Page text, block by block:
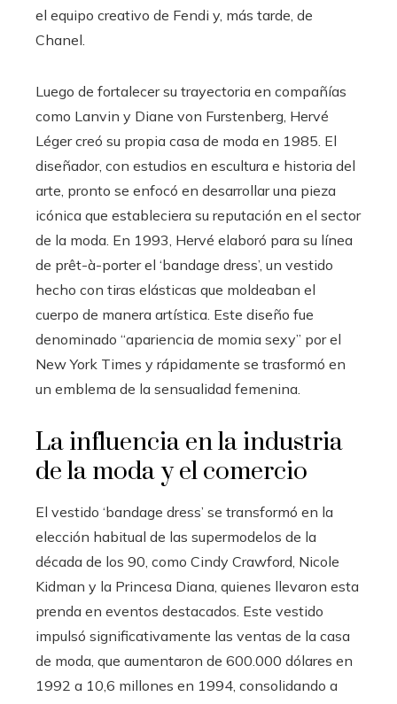
el equipo creativo de Fendi y, más tarde, de
Chanel.
Luego de fortalecer su trayectoria en compañías
como Lanvin y Diane von Furstenberg, Hervé
Léger creó su propia casa de moda en 1985. El
diseñador, con estudios en escultura e historia del
arte, pronto se enfocó en desarrollar una pieza
icónica que estableciera su reputación en el sector
de la moda. En 1993, Hervé elaboró para su línea
de prêt-à-porter el ‘bandage dress’, un vestido
hecho con tiras elásticas que moldeaban el
cuerpo de manera artística. Este diseño fue
denominado “apariencia de momia sexy” por el
New York Times y rápidamente se trasformó en
un emblema de la sensualidad femenina.
La influencia en la industria
de la moda y el comercio
El vestido ‘bandage dress’ se transformó en la
elección habitual de las supermodelos de la
década de los 90, como Cindy Crawford, Nicole
Kidman y la Princesa Diana, quienes llevaron esta
prenda en eventos destacados. Este vestido
impulsó significativamente las ventas de la casa
de moda, que aumentaron de 600.000 dólares en
1992 a 10,6 millones en 1994, consolidando a